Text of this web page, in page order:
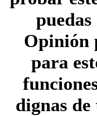
Opinión
para
dignas